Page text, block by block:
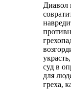
Диавол
суд в
для
греха,